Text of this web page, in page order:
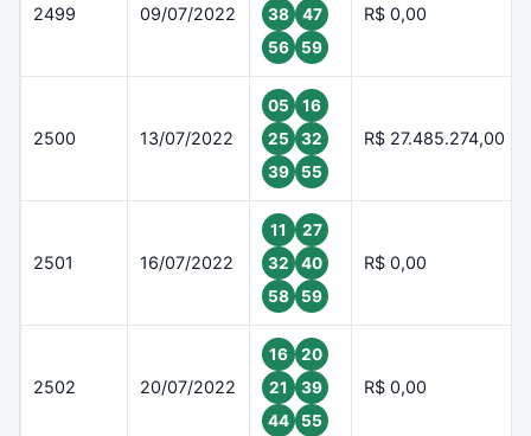
2499 09/07/2022
38
47
56
59
R$ 0,00
2500 13/07/2022
05
16
25
32
39
55
R$ 27.485.274,00
2501 16/07/2022
11
27
32
40
58
59
R$ 0,00
2502 20/07/2022
16
20
21
39
44
55
R$ 0,00